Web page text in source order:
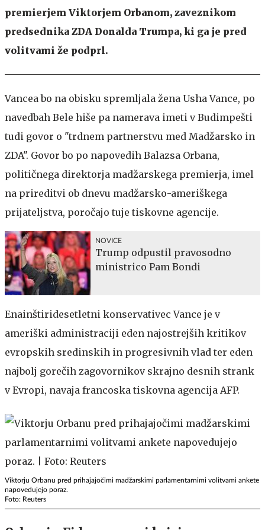
premierjem Viktorjem Orbanom, zaveznikom
predsednika ZDA Donalda Trumpa, ki ga je pred
volitvami že podprl.
Vancea bo na obisku spremljala žena Usha Vance, po
navedbah Bele hiše pa namerava imeti v Budimpešti
tudi govor o "trdnem partnerstvu med Madžarsko in
ZDA". Govor bo po napovedih Balazsa Orbana,
političnega direktorja madžarskega premierja, imel
na prireditvi ob dnevu madžarsko-ameriškega
prijateljstva, poročajo tuje tiskovne agencije.
NOVICE
Trump odpustil pravosodno
ministrico Pam Bondi
Enainštiridesetletni konservativec Vance je v
ameriški administraciji eden najostrejših kritikov
evropskih sredinskih in progresivnih vlad ter eden
najbolj gorečih zagovornikov skrajno desnih strank
v Evropi, navaja francoska tiskovna agencija AFP.
Viktorju Orbanu pred prihajajočimi madžarskimi parlamentarnimi volitvami ankete
napovedujejo poraz.
Foto: Reuters